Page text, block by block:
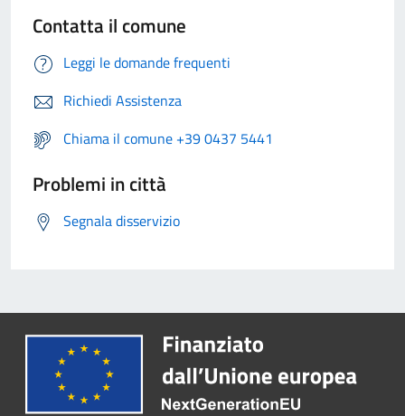
Contatta il comune
Leggi le domande frequenti
Richiedi Assistenza
Chiama il comune +39 0437 5441
Problemi in città
Segnala disservizio